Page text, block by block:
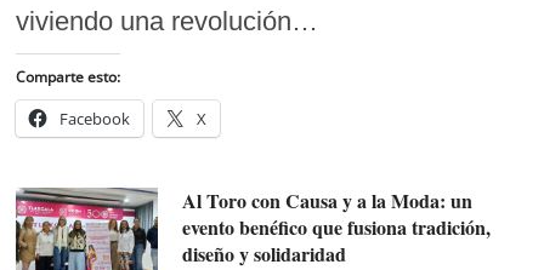
viviendo una revolución…
Comparte esto:
Facebook X
Al Toro con Causa y a la Moda: un
evento benéfico que fusiona tradición,
diseño y solidaridad